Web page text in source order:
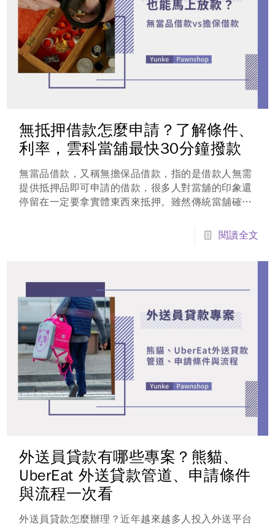
無抵押借款怎麼申請？了解條件、
利率，雲科當舖最快30分鐘撥款
無當品借款，又稱無擔保品借款，指的是借款人無需
提供抵押品即可申請的借款，很多人對當舖的印象還
停留在一定要拿實體東西來抵押。雖然傳統當舖確實
力，有時候家裡真的沒金條、沒名錶，難道急需用錢
時就沒救了嗎？答案是：當然可行！ 這就是所謂的
閱讀全文
外送員貸款有哪些專案？熊貓、
UberEat 外送貸款管道、申請條件
與流程一次看
外送員貸款怎麼辦理？近年越來越多人投入外送平台